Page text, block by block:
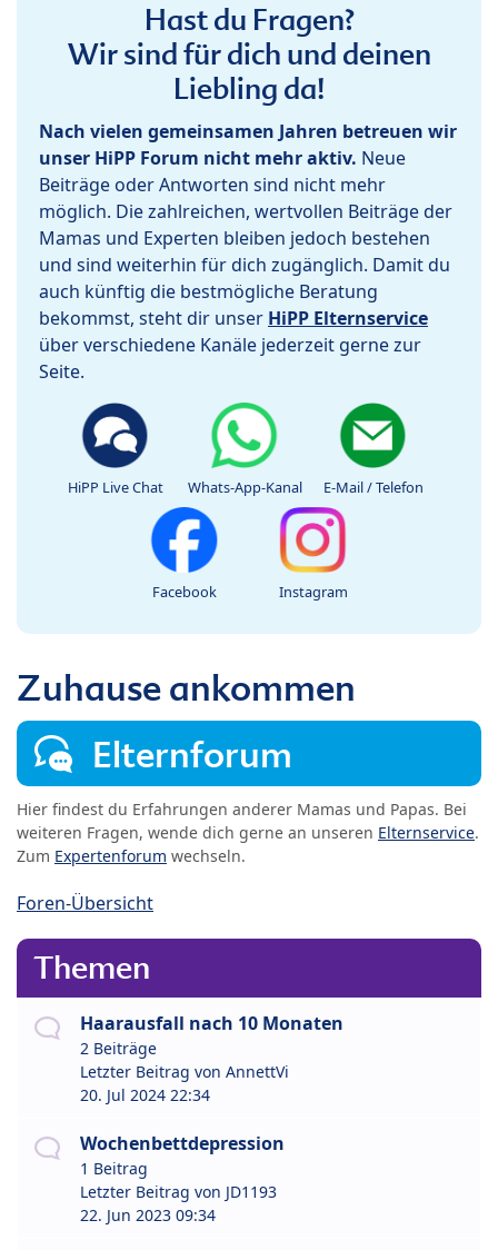
Hast du Fragen?
Wir sind für dich und deinen
Liebling da!
Nach vielen gemeinsamen Jahren betreuen wir
unser HiPP Forum nicht mehr aktiv. Neue
Beiträge oder Antworten sind nicht mehr
möglich. Die zahlreichen, wertvollen Beiträge der
Mamas und Experten bleiben jedoch bestehen
und sind weiterhin für dich zugänglich. Damit du
auch künftig die bestmögliche Beratung
bekommst, steht dir unser HiPP Elternservice
über verschiedene Kanäle jederzeit gerne zur
Seite.
HiPP Live Chat Whats-App-Kanal E-Mail / Telefon
Facebook Instagram
Zuhause ankommen
Elternforum
Hier findest du Erfahrungen anderer Mamas und Papas. Bei
weiteren Fragen, wende dich gerne an unseren Elternservice.
Zum Expertenforum wechseln.
Foren-Übersicht
Themen
Haarausfall nach 10 Monaten
2 Beiträge
Letzter Beitrag von AnnettVi
20. Jul 2024 22:34
Wochenbettdepression
1 Beitrag
Letzter Beitrag von JD1193
22. Jun 2023 09:34